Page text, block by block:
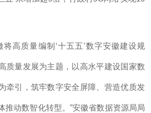
高质量编制‘十五五’数字安徽建设规
质量发展为主题，以高水平建设国家数
牵引，筑牢数字安全屏障、营造优质发
推动数智化转型。”安徽省数据资源局局